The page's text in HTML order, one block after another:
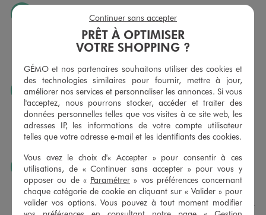
JE PEUX CHANGER D’AVIS
Nous échangeons et vous proposons un avoir ou un
remboursement pour tout article non porté, non retouché,
sous 30 jours, sur simple présentation du ticket de caisse,
dans tous les magasins GÉMO.
JE PEUX FAIRE RETOUCHER MES ARTICLES
Ourlets, ceintures… vous avez la possibilité de faire
retoucher vos articles textiles dans nos magasins. Les tarifs
sont à votre disposition sur simple demande. Voir
conditions en magasins.
J’AIME FAIRE PLAISIR
Nous vous proposons des cartes cadeaux GÉMO d’un
montant au choix entre 10€ et 150€. Les cartes cadeau
GÉMO sont valables 1 an, utilisables en plusieurs fois, pour
PRÊT À OPTIMISER
VOTRE SHOPPING ?
GÉMO et nos partenaires souhaitons utiliser des cookies et
des technologies similaires pour fournir, mettre à jour,
améliorer nos services et personnaliser les annonces. Si vous
l'acceptez, nous pourrons stocker, accéder et traiter des
données personnelles telles que vos visites à ce site web, les
adresses IP, les informations de votre compte utilisateur
telles que votre adresse e-mail et les identifiants des cookies.
Vous avez le choix d'« Accepter » pour consentir à ces
utilisations, de « Continuer sans accepter » pour vous y
opposer ou de « Paramétrer » vos préférences concernant
chaque catégorie de cookie en cliquant sur « Valider » pour
valider vos options. Vous pouvez à tout moment modifier
Continuer sans accepter